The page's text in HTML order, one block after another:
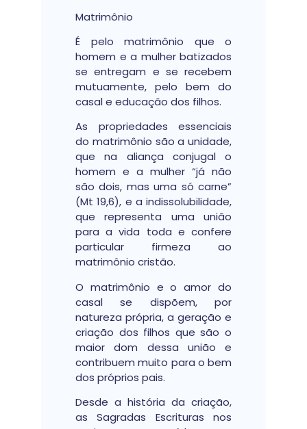
Matrimônio
É pelo matrimônio que o
homem e a mulher batizados
se entregam e se recebem
mutuamente, pelo bem do
casal e educação dos filhos.
As propriedades essenciais
do matrimônio são a unidade,
que na aliança conjugal o
homem e a mulher “já não
são dois, mas uma só carne”
(Mt 19,6), e a indissolubilidade,
que representa uma união
para a vida toda e confere
particular firmeza ao
matrimônio cristão.
O matrimônio e o amor do
casal se dispõem, por
natureza própria, a geração e
criação dos filhos que são o
maior dom dessa união e
contribuem muito para o bem
dos próprios pais.
Desde a história da criação,
as Sagradas Escrituras nos